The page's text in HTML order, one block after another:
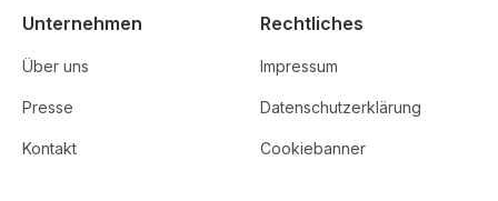
Unternehmen
Über uns
Presse
Kontakt
Rechtliches
Impressum
Datenschutzerklärung
Cookiebanner